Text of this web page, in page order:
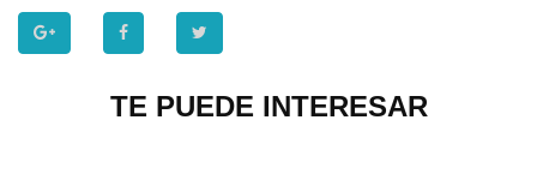
TE PUEDE INTERESAR